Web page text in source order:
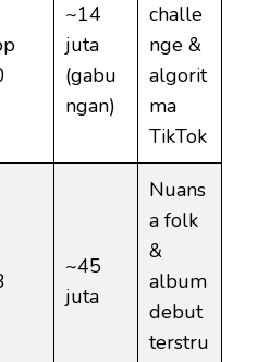
~14
juta
(gabu
ngan)
challe
nge &
algorit
ma
TikTok
~45
juta
Nuans
a folk
&
album
debut
terstru